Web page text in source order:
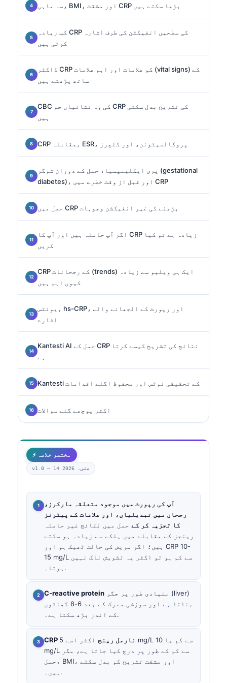
سہ ماہی، BMI، اور مشقت CRP بڑھا سکتے ہیں
کب زیادہ CRP کی سطحیں انفیکشن کی طرف اشارہ
کرتی ہیں
ڈاکٹر CRP کو علامات اور اہم علامات (vital signs) کے
ساتھ پڑھتے ہیں
CBC کی وہ نشانیاں جو CRP کی تشریح بدل سکتی
ہیں
CRP بمقابلہ ESR، پروکالسیٹونن، اور کلچرز
پری ایکلیمپسیا، حمل کے دوران شوگر (gestational
diabetes)، اور قبل از وقت خطرے میں CRP
حمل میں CRP بڑھنے کی غیر انفیکشن وجوہات
اگر آپ حاملہ ہیں اور آپ کا CRP زیادہ ہے تو کیا
کریں
CRP کے رجحانات (trends) ایک ہی ویلیو سے زیادہ
کیوں اہم ہیں
یونٹس، hs-CRP، اور رپورٹ کے الجھانے والے
اشارے
Kantesti AI حمل کے CRP نتائج کی تشریح کیسے کرتا
ہے
Kantesti کے تحقیقی نوٹس اور محفوظ اگلے اقدامات
اکثر پوچھے گئے سوالات
⚡ مختصر خلاصہ
v1.0 — 14 مئی، 2026
آپ کی رپورٹ میں موجود متعلقہ مارکرز،
رجحان میں تبدیلیاں، اور علامات کے پیٹرنز
کا تجزیہ کر کے حمل میں نتائج غیر حاملہ
رینجز کے مقابلے میں ہلکے سے زیادہ ہو سکتے
ہیں؛ اگر مریض کی حالت ٹھیک ہو اور CRP 10-
15 mg/L سے کم ہو تو اکثر یہ تشویش ناک نہیں
ہوتا۔.
C-reactive protein
بناتا ہے اور سوزشی محرک کے بعد 6-8 گھنٹوں
کے اندر بڑھ سکتا ہے۔.
CRP نارمل رینج
اکثر اسے 5 mg/L سے کم یا 10
mg/L سے کم کے طور پر درج کیا جاتا ہے، مگر
حمل، BMI، اور مشقت تشریح کو بدل سکتے
ہیں۔.